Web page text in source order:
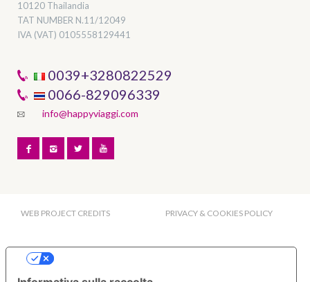
10120 Thailandia
TAT NUMBER N.11/12049
IVA (VAT) 0105558129441
0039+3280822529
0066-829096339
info@happyviaggi.com
WEB PROJECT CREDITS PRIVACY & COOKIES POLICY
Le tue preferenze relative alla privacy